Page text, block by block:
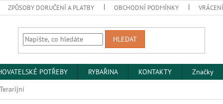
ZPŮSOBY DORUČENÍ A PLATBY OBCHODNÍ PODMÍNKY
HLEDAT
POTŘEBY RYBAŘINA KONTAKTY
Značky